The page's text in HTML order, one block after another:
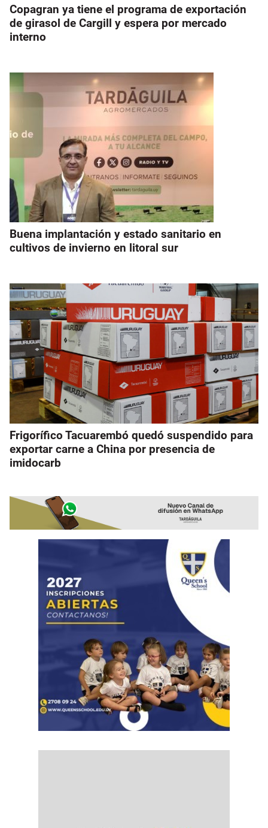
Copagran ya tiene el programa de exportación
de girasol de Cargill y espera por mercado
interno
Buena implantación y estado sanitario en
cultivos de invierno en litoral sur
Frigorífico Tacuarembó quedó suspendido para
exportar carne a China por presencia de
imidocarb